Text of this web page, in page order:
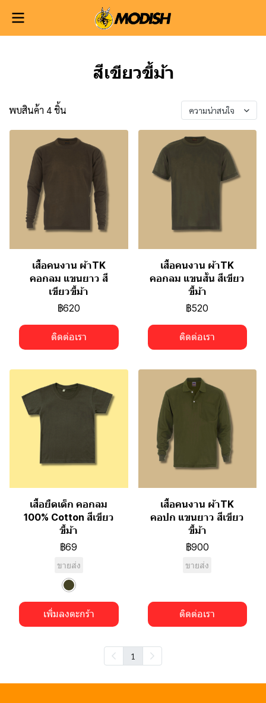
สีเขียวขี้ม้า
พบสินค้า 4 ชิ้น ความน่าสนใจ
เสื้อคนงาน ผ้าTK
คอกลม แขนยาว สี
เขียวขี้ม้า
฿620
ติดต่อเรา
เสื้อคนงาน ผ้าTK
คอกลม แขนสั้น สีเขียว
ขี้ม้า
฿520
ติดต่อเรา
เสื้อยืดเด็ก คอกลม
100% Cotton สีเขียว
ขี้ม้า
฿69
ขายส่ง
เพิ่มลงตะกร้า
เสื้อคนงาน ผ้าTK
คอปก แขนยาว สีเขียว
ขี้ม้า
฿900
ขายส่ง
ติดต่อเรา
1